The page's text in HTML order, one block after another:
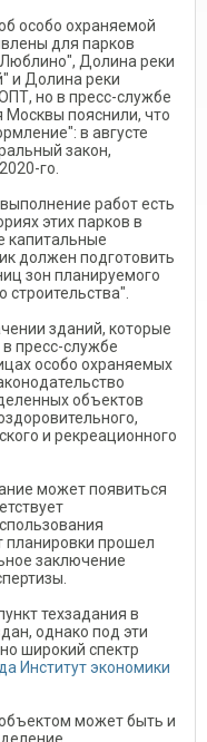
особо охраняемой
для парков
Долина реки
и Долина реки
но в пресс-службе
Москвы пояснили, что
в августе
закон,
го.
работ есть
этих парков в
капитальные
должен подготовить
зон планируемого
зданий, которые
пресс-службе
особо охраняемых
объектов
и рекреационного
может появиться
планировки прошел
заключение
техзадания в
однако под эти
широкий спектр
Институт экономики
может быть и